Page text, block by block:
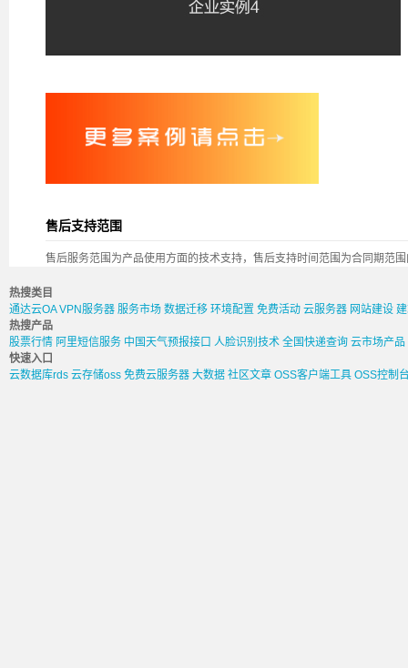
售后支持范围
售后服务范围为产品使用方面的技术支持，售后支持时间范围为合同期范
热搜类目
通达云OA VPN服务器 服务市场 数据迁移 环境配置 免费活动 云服务器 网站建设
热搜产品
股票行情 阿里短信服务 中国天气预报接口 人脸识别技术 全国快递查询 云市场产品
快速入口
云数据库rds 云存储oss 免费云服务器 大数据 社区文章 OSS客户端工具 OSS控制